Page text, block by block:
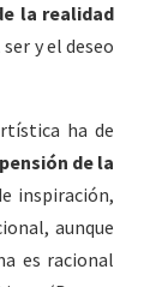
la realidad
y el deseo
ha de
de la
inspiración,
aunque
es racional